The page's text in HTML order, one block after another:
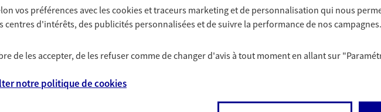
VOIR NOTRE SITE WEB
vos préférences avec lescookies et traceurs marketing et de personnalisation qui nous
centres d'intérêts, des publicités personnalisées et de suivre la performance de nos campagnes.
de les accepter, de les refuser comme de changer d'avis à tout moment en allant sur
notre politique decookies